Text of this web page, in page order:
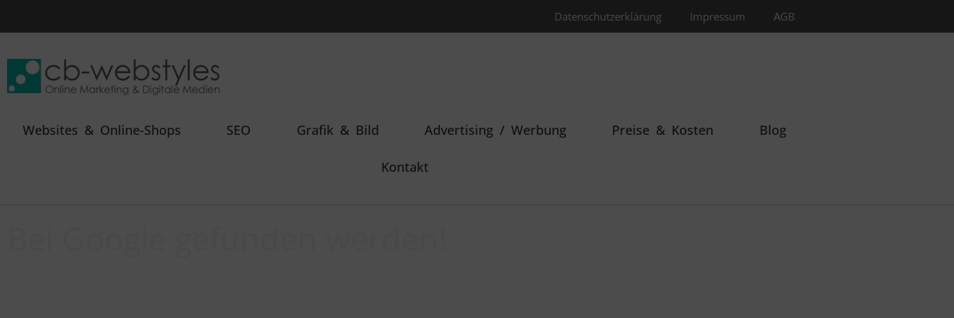
Datenschutzerklärung Impressum AGB
Websites & Online-Shops SEO Grafik & Bild Advertising / Werbung Preise & Kosten Blog
Kontakt